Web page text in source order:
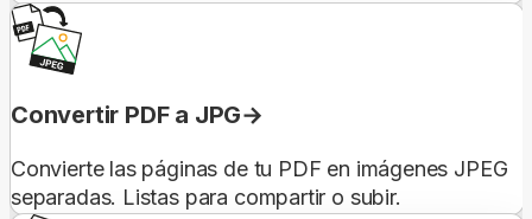
Convertir PDF a JPG
Convierte las páginas de tu PDF en imágenes JPEG
separadas. Listas para compartir o subir.